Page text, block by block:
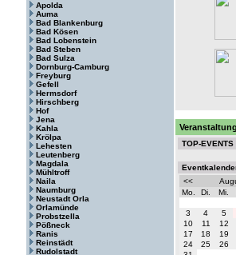
Apolda
Auma
Bad Blankenburg
Bad Kösen
Bad Lobenstein
Bad Steben
Bad Sulza
Dornburg-Camburg
Freyburg
Gefell
Hermsdorf
Hirschberg
Hof
Jena
Kahla
Krölpa
Lehesten
Leutenberg
Magdala
Mühltroff
Naila
Naumburg
Neustadt Orla
Orlamünde
Probstzella
Pößneck
Ranis
Reinstädt
Rudolstadt
TOP-EVENTS
<<
Mo.
Di. Mi.
3
4 5
10
11 12
17
18 19
24
25 26